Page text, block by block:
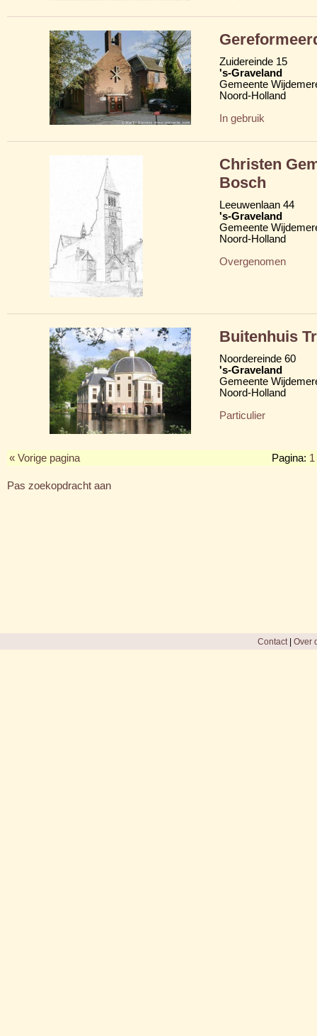
Zuidereinde 15
's-Graveland
Gemeente
Noord-Holland
In gebruik
Christen
Bosch
Leeuwenlaan 44
's-Graveland
Gemeente
Noord-Holland
Overgenomen
Buitenhuis
Noordereinde 60
's-Graveland
Gemeente
Noord-Holland
Particulier
« Vorige pagina Pagina: 1
Pas zoekopdracht aan
Contact| Over